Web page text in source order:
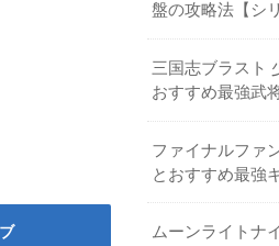
盤の攻略法【シ
三国志ブラスト
おすすめ最強武
ファイナルファ
とおすすめ最強
ムーンライトナ